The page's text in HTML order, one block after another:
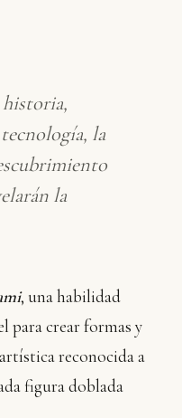
la
la
, una habilidad
para crear formas y
reconocida a
figura doblada